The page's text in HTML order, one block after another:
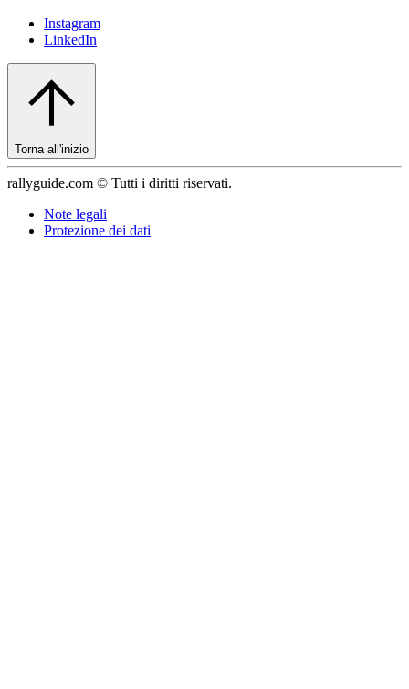
Instagram
LinkedIn
Torna all'inizio
rallyguide.com © Tutti i diritti riservati.
Note legali
Protezione dei dati